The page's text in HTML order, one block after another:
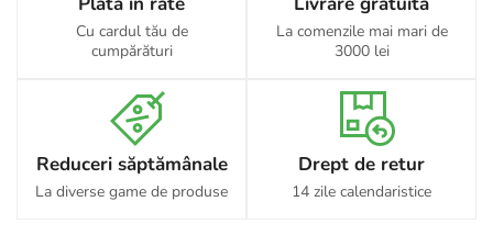
Cu cardul tău de
cumpărături
La comenzile mai mari de
3000 lei
Reduceri săptămânale
La diverse game de produse
Drept de retur
14 zile calendaristice